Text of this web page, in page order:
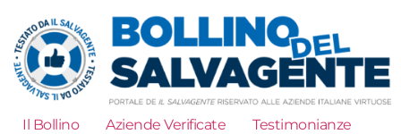
Il Bollino Aziende Verificate
Testimonianze